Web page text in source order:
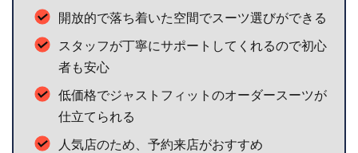
開放的で落ち着いた空間でスーツ選びができる
スタッフが丁寧にサポートしてくれるので初心
者も安心
低価格でジャストフィットのオーダースーツが
仕立てられる
人気店のため、予約来店がおすすめ